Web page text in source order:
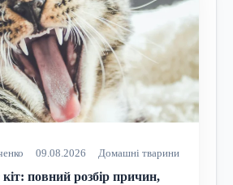
09.08.2026 Домашні тварини
повний розбір причин,